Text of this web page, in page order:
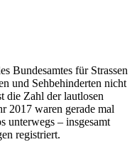
Bundesamtes für Strassen
und Sehbehinderten nicht
die Zahl der lautlosen
2017 waren gerade mal
unterwegs – insgesamt
registriert.